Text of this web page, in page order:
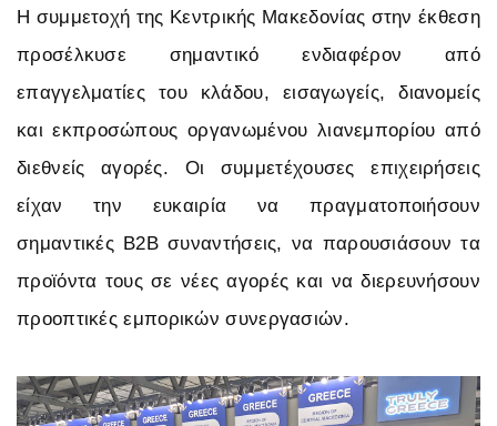
Η συμμετοχή της Κεντρικής Μακεδονίας στην έκθεση
προσέλκυσε σημαντικό ενδιαφέρον από
επαγγελματίες του κλάδου, εισαγωγείς, διανομείς
και εκπροσώπους οργανωμένου λιανεμπορίου από
διεθνείς αγορές. Οι συμμετέχουσες επιχειρήσεις
είχαν την ευκαιρία να πραγματοποιήσουν
σημαντικές B2B συναντήσεις, να παρουσιάσουν τα
προϊόντα τους σε νέες αγορές και να διερευνήσουν
προοπτικές εμπορικών συνεργασιών.